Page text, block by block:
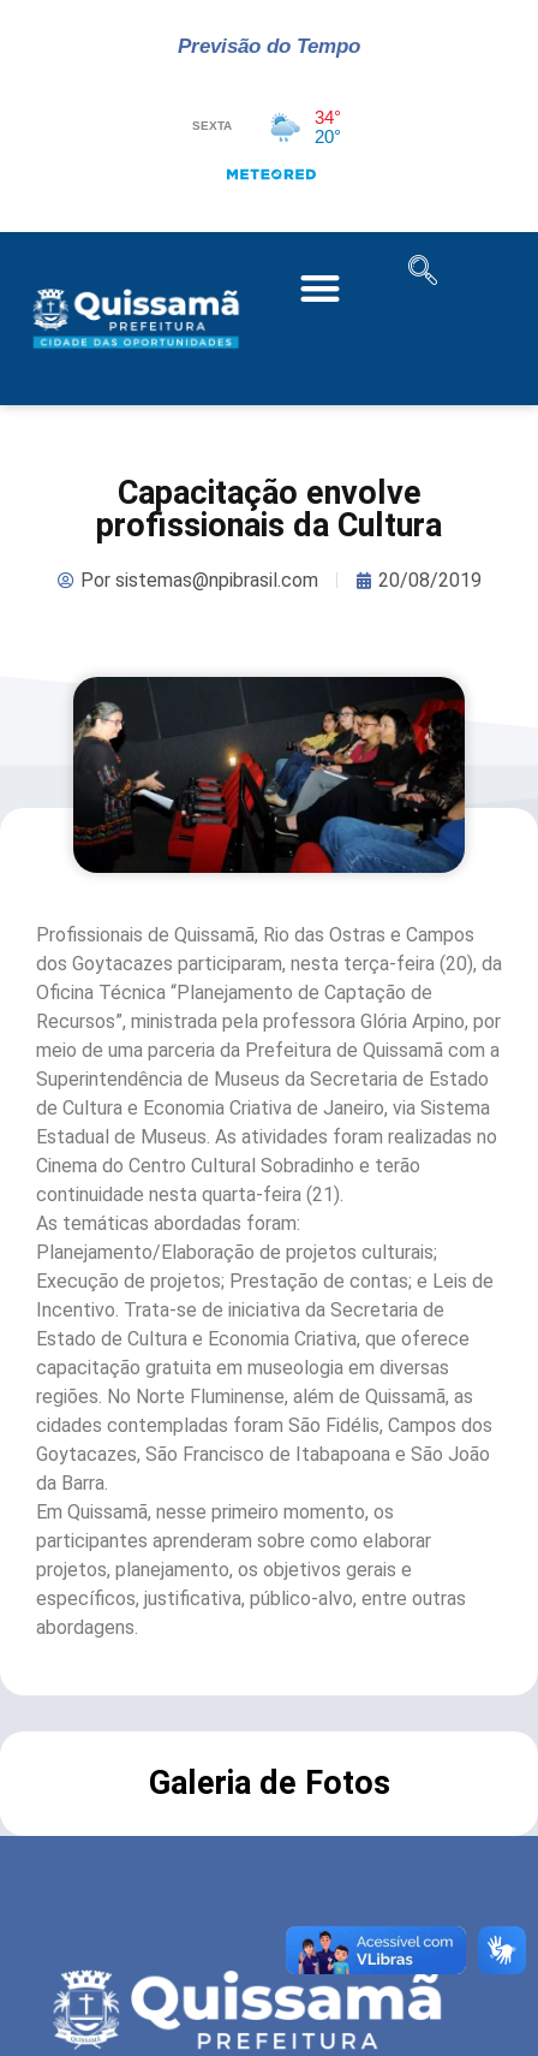
Previsão do Tempo
Capacitação envolve
profissionais da Cultura
Porsistemas@npibrasil.com 20/08/2019
Profissionais de Quissamã, Rio das Ostras e Campos
dos Goytacazes participaram, nesta terça-feira (20), da
Oficina Técnica “Planejamento de Captação de
Recursos”, ministrada pela professora Glória Arpino, por
meio de uma parceria da Prefeitura de Quissamã com a
Superintendência de Museus da Secretaria de Estado
de Cultura e Economia Criativa de Janeiro, via Sistema
Estadual de Museus. As atividades foram realizadas no
Cinema do Centro Cultural Sobradinho e terão
continuidade nesta quarta-feira (21).
As temáticas abordadas foram:
Planejamento/Elaboração de projetos culturais;
Execução de projetos; Prestação de contas; e Leis de
Incentivo. Trata-se de iniciativa da Secretaria de
Estado de Cultura e Economia Criativa, que oferece
capacitação gratuita em museologia em diversas
regiões. No Norte Fluminense, além de Quissamã, as
cidades contempladas foram São Fidélis, Campos dos
Goytacazes, São Francisco de Itabapoana e São João
da Barra.
Em Quissamã, nesse primeiro momento, os
participantes aprenderam sobre como elaborar
projetos, planejamento, os objetivos gerais e
específicos, justificativa, público-alvo, entre outras
abordagens.
Galeria de Fotos